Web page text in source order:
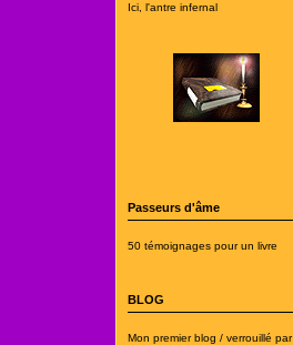
Ici, l'antre infernal
Passeurs d'âme
50 témoignages pour un livre
BLOG
Mon premier blog / verrouillé par